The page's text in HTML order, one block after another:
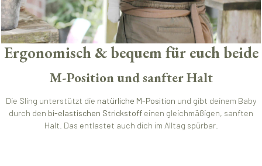
Ergonomisch & bequem für euch beide
M-Position und sanfter Halt
Die Sling unterstützt die natürliche M-Position und gibt deinem Baby
durch den bi-elastischen Strickstoff einen gleichmäßigen, sanften
Halt. Das entlastet auch dich im Alltag spürbar.